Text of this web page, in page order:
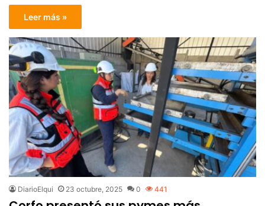
Leer más »
DiarioElqui 23 octubre, 2025 0 441